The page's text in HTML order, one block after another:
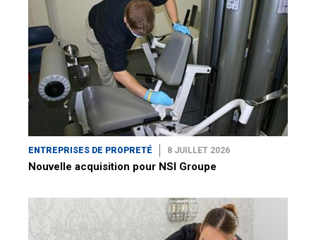
ENTREPRISES DE PROPRETÉ 8 JUILLET 2026
Nouvelle acquisition pour NSI Groupe